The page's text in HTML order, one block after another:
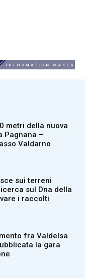
metri della nuova
Pagnana –
Valdarno
sui terreni
sul Dna della
i raccolti
fra Valdelsa
la gara